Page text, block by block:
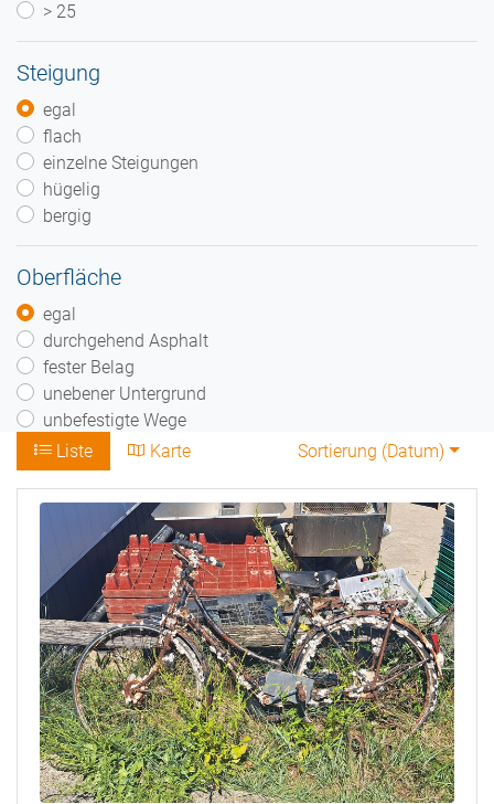
> 25
Steigung
egal
flach
einzelne Steigungen
hügelig
bergig
Oberfläche
egal
durchgehend Asphalt
fester Belag
unebener Untergrund
unbefestigte Wege
Liste
Karte Sortierung (Datum)